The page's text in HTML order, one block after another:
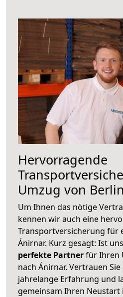
Hervorragende
Umzug von Berlin
Um Ihnen das nötige
kennen wir auch eine
Transportversicherung für
Ánirnar. Kurz gesagt: Ist
perfekte Partnerfür Ihren
nach Ánirnar. Vertrauen
jahrelange Erfahrung und
gemeinsam Ihren Neustart